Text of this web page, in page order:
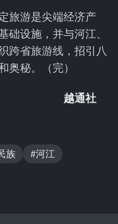
旅游是尖端经济产
础设施，并与河江、
跨省旅游线，招引八
奥秘。（完）
越通社
族
#河江